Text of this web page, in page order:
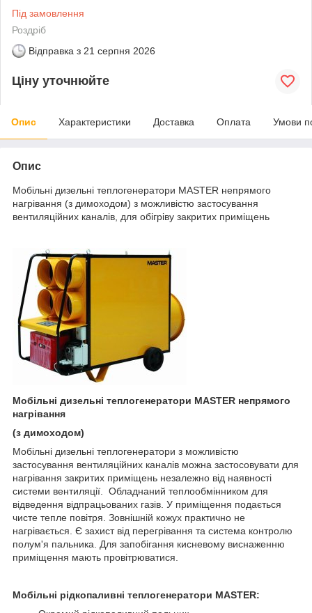
Під замовлення
Роздріб
Відправка з 21 серпня 2026
Ціну уточнюйте
Опис Характеристики Доставка Оплата Умови
Опис
Мобільні дизельні теплогенератори MASTER непрямого
нагрівання (з димоходом) з можливістю застосування
вентиляційних каналів, для обігріву закритих приміщень
Мобільні дизельні теплогенератори MASTER непрямого
нагрівання
(з димоходом)
Мобільні дизельні теплогенератори з можливістю
застосування вентиляційних каналів можна застосовувати для
нагрівання закритих приміщень незалежно від наявності
системи вентиляції. Обладнаний теплообмінником для
відведення відпрацьованих газів. У приміщення подається
чисте тепле повітря. Зовнішній кожух практично не
нагрівається. Є захист від перегрівання та система контролю
полум'я пальника. Для запобігання кисневому виснаженню
приміщення мають провітрюватися.
Мобільні рідкопаливні теплогенератори MASTER: